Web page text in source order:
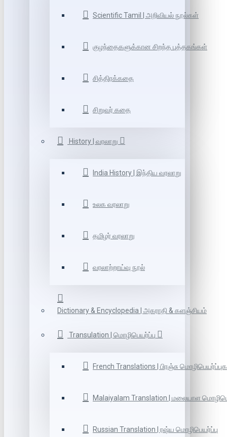
Scientific Tamil | அறிவியல் நூல்கள்
குழந்தைகளுக்கான சிறந்த புத்தகங்கள்
சித்திரக்கதை
சிறுவர் கதை
History | வரலாறு
India History | இந்திய வரலாறு
உலக வரலாறு
தமிழர் வரலாறு
வரலாற்றாய்வு நூல்
Dictionary & Encyclopedia | அகராதி & களஞ்சியம்
Transulation | மொழிபெயர்ப்பு
French Translations | பிரஞ்சு
Malaiyalam Translation | மலையாள
Russian Translation | ரஷ்ய மொழிபெயர்ப்பு